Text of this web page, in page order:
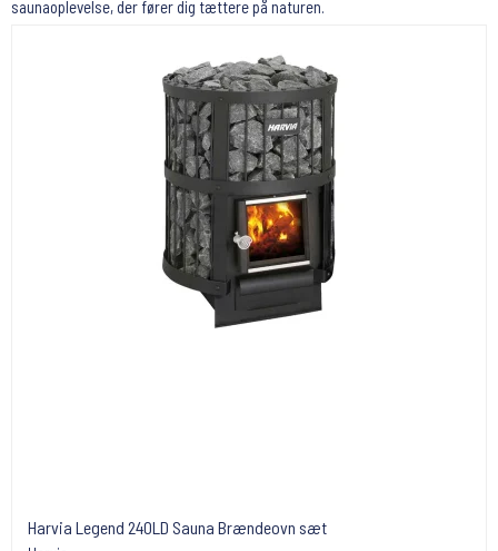
saunaoplevelse, der fører dig tættere på naturen.
Harvia Legend 240LD Sauna Brændeovn sæt